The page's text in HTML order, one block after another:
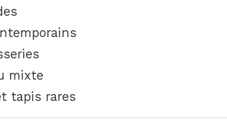
mixte
tapis rares